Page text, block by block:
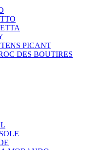
PICANT
DES BOUTIRES